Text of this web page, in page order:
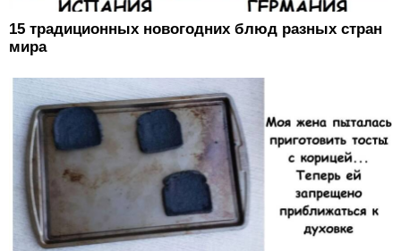
15 традиционных новогодних блюд разных стран
мира